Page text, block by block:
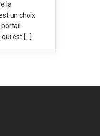
la
un choix
est […]